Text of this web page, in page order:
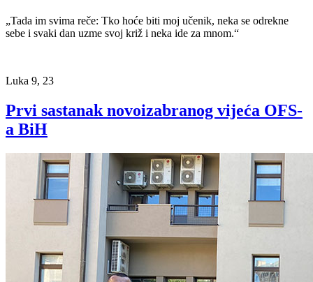
„Tada im svima reče: Tko hoće biti moj učenik, neka se odrekne
sebe i svaki dan uzme svoj križ i neka ide za mnom.“
Luka 9, 23
Prvi sastanak novoizabranog vijeća OFS-
a BiH